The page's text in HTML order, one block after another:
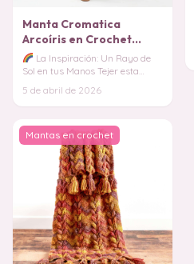
Manta Cromatica
Arcoíris en Crochet
PATRON GRATIS
La Inspiración: Un Rayo de
Sol en tus Manos Tejer esta
arcoíris y conver
5 de abril de 2026
Mantas en crochet